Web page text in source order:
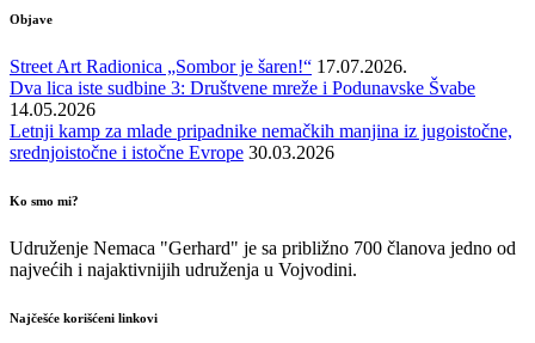
Objave
Street Art Radionica „Sombor je šaren!“ 17.07.2026.
Dva lica iste sudbine 3: Društvene mreže i Podunavske Švabe
14.05.2026
Letnji kamp za mlade pripadnike nemačkih manjina iz jugoistočne,
srednjoistočne i istočne Evrope 30.03.2026
Ko smo mi?
Udruženje Nemaca "Gerhard" je sa približno 700 članova jedno od
najvećih i najaktivnijih udruženja u Vojvodini.
Najčešće korišćeni linkovi